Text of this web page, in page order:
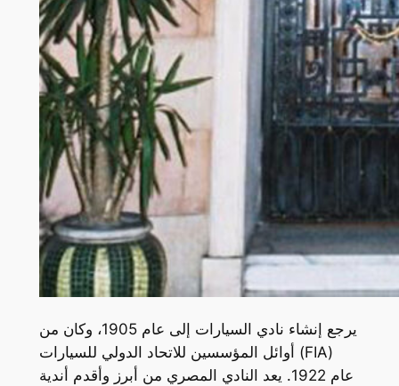
يرجع إنشاء نادي السيارات إلى عام 1905، وكان من
أوائل المؤسسين للاتحاد الدولي للسيارات (FIA)
عام 1922. يعد النادي المصري من أبرز وأقدم أندية